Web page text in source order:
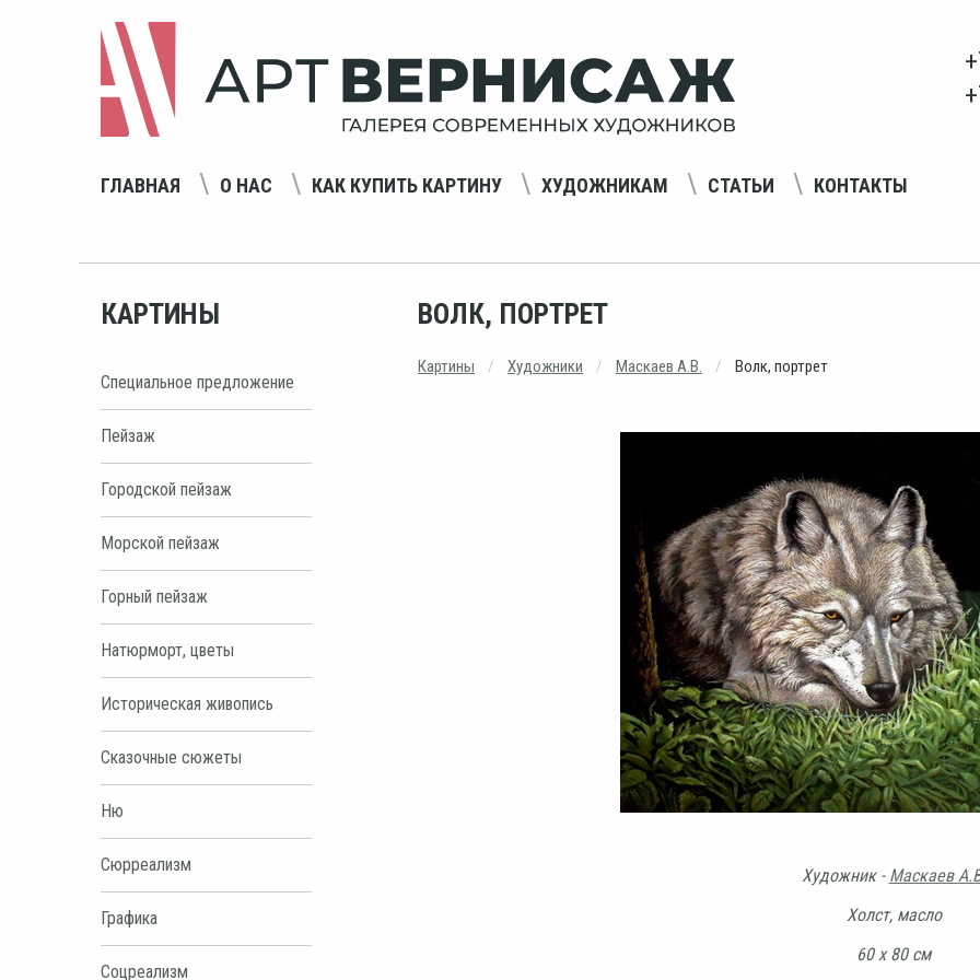
ГЛАВНАЯ О НАС КАК КУПИТЬ КАРТИНУ ХУДОЖНИКАМ СТАТЬИ КОНТАКТЫ
КАРТИНЫ
Специальное предложение
Пейзаж
Городской пейзаж
Морской пейзаж
Горный пейзаж
Натюрморт, цветы
Историческая живопись
Сказочные сюжеты
Ню
Сюрреализм
Графика
Соцреализм
ВОЛК, ПОРТРЕТ
Картины Художники Маскаев А.В. Волк, портрет
Художник - Маскаев
Холст, масло
60 х 80 см